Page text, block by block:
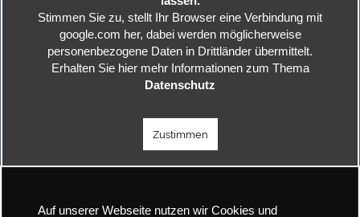
Stimmen Sie zu, stellt Ihr Browser eine Verbindung mit
google.com her, dabei werden möglicherweise
personenbezogene Daten in Drittländer übermittelt.
Erhalten Sie hier mehr Informationen zum Thema
Datenschutz
Zustimmen
Auf unserer Webseite nutzen wir Cookies und